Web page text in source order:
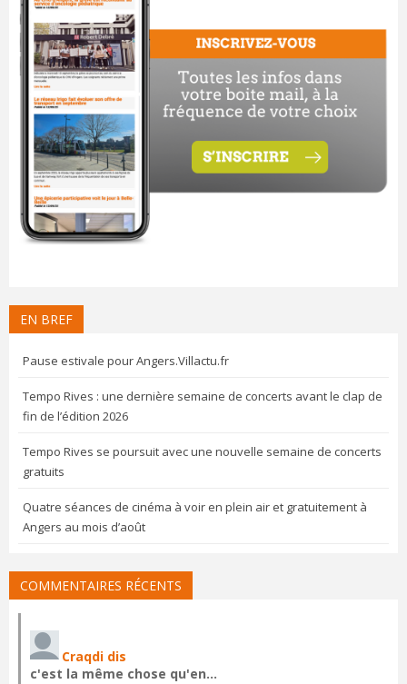
EN BREF
Pause estivale pour Angers.Villactu.fr
Tempo Rives : une dernière semaine de concerts avant le clap de
fin de l’édition 2026
Tempo Rives se poursuit avec une nouvelle semaine de concerts
gratuits
Quatre séances de cinéma à voir en plein air et gratuitement à
Angers au mois d’août
COMMENTAIRES RÉCENTS
Craqdi dis
c'est la même chose qu'en…